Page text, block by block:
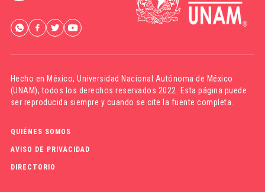
Hecho en México,Universidad Nacional Autónoma de México
(UNAM), todos los derechos reservados 2022. Esta página puede
ser reproducida siempre y cuando se cite la fuente completa.
QUIÉNES SOMOS
AVISO DE PRIVACIDAD
DIRECTORIO